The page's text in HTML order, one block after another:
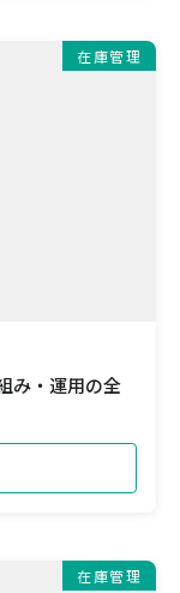
在庫管理
み・運用の全
在庫管理